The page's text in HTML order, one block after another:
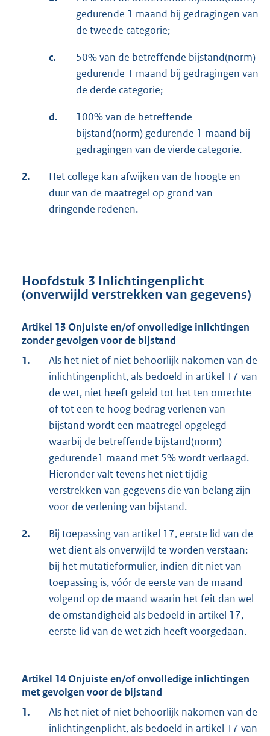
gedurende 1 maand bij gedragingen van
de tweede categorie;
c.
50% van de betreffende bijstand(norm)
gedurende 1 maand bij gedragingen van
de derde categorie;
d.
100% van de betreffende
bijstand(norm) gedurende 1 maand bij
gedragingen van de vierde categorie.
2.
Het college kan afwijken van de hoogte en
duur van de maatregel op grond van
dringende redenen.
Hoofdstuk 3 Inlichtingenplicht
(onverwijld verstrekken van gegevens)
Artikel 13 Onjuiste en/of onvolledige inlichtingen
zonder gevolgen voor de bijstand
1.
Als het niet of niet behoorlijk nakomen van de
inlichtingenplicht, als bedoeld in artikel 17 van
de wet, niet heeft geleid tot het ten onrechte
of tot een te hoog bedrag verlenen van
bijstand wordt een maatregel opgelegd
waarbij de betreffende bijstand(norm)
gedurende1 maand met 5% wordt verlaagd.
Hieronder valt tevens het niet tijdig
verstrekken van gegevens die van belang zijn
voor de verlening van bijstand.
2.
Bij toepassing van artikel 17, eerste lid van de
wet dient als onverwijld te worden verstaan:
bij het mutatieformulier, indien dit niet van
toepassing is, vóór de eerste van de maand
volgend op de maand waarin het feit dan wel
de omstandigheid als bedoeld in artikel 17,
eerste lid van de wet zich heeft voorgedaan.
Artikel 14 Onjuiste en/of onvolledige inlichtingen
met gevolgen voor de bijstand
1.
Als het niet of niet behoorlijk nakomen van de
inlichtingenplicht, als bedoeld in artikel 17 van